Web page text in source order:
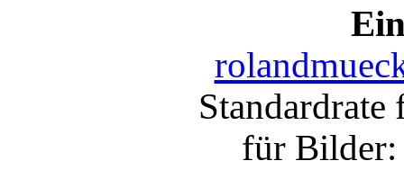
für Bilder: